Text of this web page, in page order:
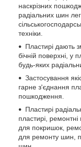
наскрізних
радіальних шин
техніки.
Пластирі дають
бічній поверхні, у
будь-яких
Застосування
гарне з'єднання
пошкодження.
Пластирі
пластирі,
для покришок,
для ремонту шин,